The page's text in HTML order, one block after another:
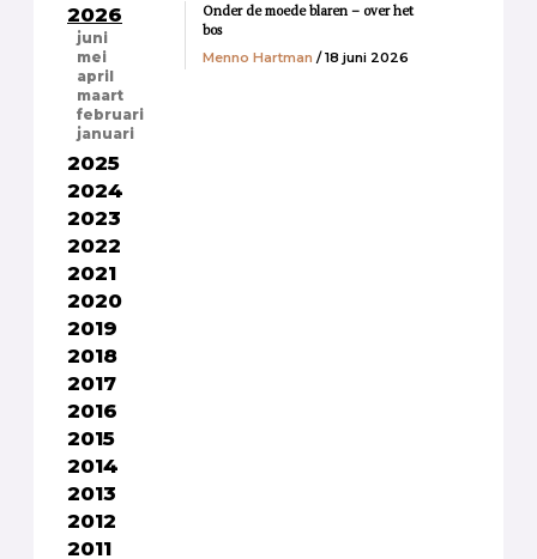
2026
juni
mei
april
maart
februari
januari
2025
2024
2023
2022
2021
2020
2019
2018
2017
2016
2015
2014
2013
2012
2011
Onder de moede blaren – over het
bos
Menno Hartman / 18 juni 2026